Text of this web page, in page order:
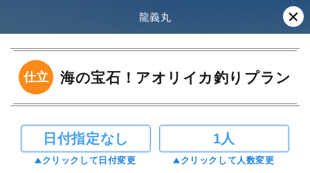
龍義丸
仕立 海の宝石！アオリイカ釣りプラン
日付指定なし
クリックして日付変更
1人
クリックして人数変更